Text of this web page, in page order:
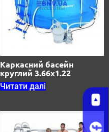
Каркасний басейн
круглий 3.66х1.22
Читати далі